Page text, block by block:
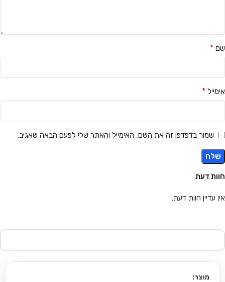
חוות דעת
אין עדיין חוות דעת.
שם *
אימייל *
שמור בדפדפן זה את השם, האימייל והאתר שלי לפעם הבאה שאגיב.
מוצר: